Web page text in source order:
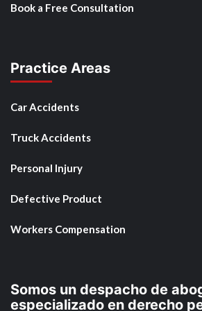
Book a Free Consultation
Practice Areas
Car Accidents
Truck Accidents
Personal Injury
Defective Product
Workers Compensation
Somos un despacho de
especializado en derecho